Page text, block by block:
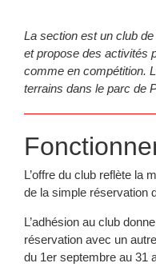
La section est un club
et propose des activités
comme en compétition.
terrains dans le parc de
L’offre du club reflète la
de la simple réservation
L’adhésion au club
réservation avec un
du 1er septembre au 31